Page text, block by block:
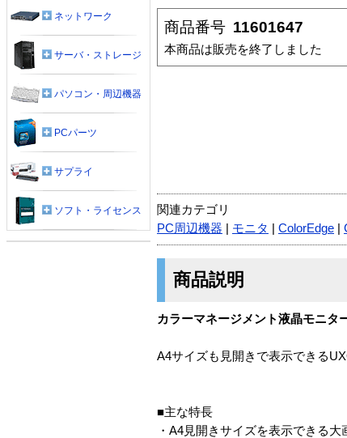
商品番号 11601647
本商品は販売を終了しました
関連カテゴリ
PC周辺機器
モニタ ColorEdge
商品説明
カラーマネージメント液晶モニタ
A4サイズも見開きで表示できる
■主な特長
・A4見開きサイズを表示できる大
ネットワーク
サーバ・ストレージ
パソコン・周辺機器
PCパーツ
サプライ
ソフト・ライセンス